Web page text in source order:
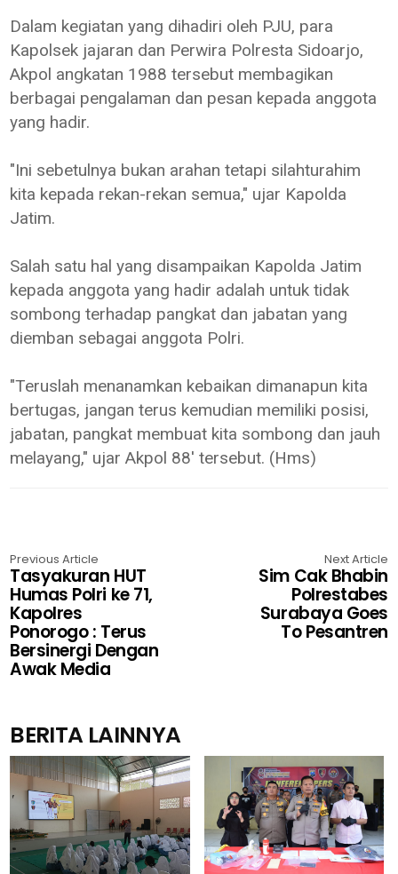
Dalam kegiatan yang dihadiri oleh PJU, para
Kapolsek jajaran dan Perwira Polresta Sidoarjo,
Akpol angkatan 1988 tersebut membagikan
berbagai pengalaman dan pesan kepada anggota
yang hadir.
"Ini sebetulnya bukan arahan tetapi silahturahim
kita kepada rekan-rekan semua," ujar Kapolda
Jatim.
Salah satu hal yang disampaikan Kapolda Jatim
kepada anggota yang hadir adalah untuk tidak
sombong terhadap pangkat dan jabatan yang
diemban sebagai anggota Polri.
"Teruslah menanamkan kebaikan dimanapun kita
bertugas, jangan terus kemudian memiliki posisi,
jabatan, pangkat membuat kita sombong dan jauh
melayang," ujar Akpol 88' tersebut. (Hms)
Previous Article
Tasyakuran HUT
Humas Polri ke 71,
Kapolres
Ponorogo : Terus
Bersinergi Dengan
Awak Media
Next Article
Sim Cak Bhabin
Polrestabes
Surabaya Goes
To Pesantren
BERITA LAINNYA